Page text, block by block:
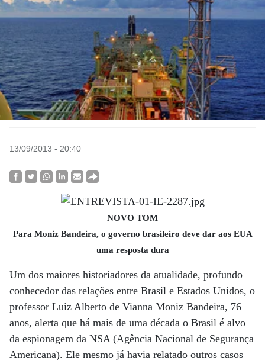
13/09/2013 - 20:40
NOVO TOM
Para Moniz Bandeira, o governo brasileiro deve dar aos EUA
uma resposta dura
Um dos maiores historiadores da atualidade, profundo
conhecedor das relações entre Brasil e Estados Unidos, o
professor Luiz Alberto de Vianna Moniz Bandeira, 76
anos, alerta que há mais de uma década o Brasil é alvo
da espionagem da NSA (Agência Nacional de Segurança
Americana). Ele mesmo já havia relatado outros casos